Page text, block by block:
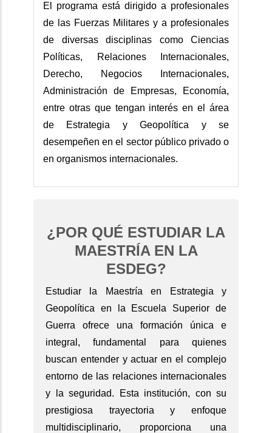
El programa está dirigido a profesionales
de las Fuerzas Militares y a profesionales
de diversas disciplinas como Ciencias
Políticas, Relaciones Internacionales,
Derecho, Negocios Internacionales,
Administración de Empresas, Economía,
entre otras que tengan interés en el área
de Estrategia y Geopolítica y se
desempeñen en el sector público privado o
en organismos internacionales.
¿POR QUÉ ESTUDIAR LA
MAESTRÍA EN LA
ESDEG?
Estudiar la Maestría en Estrategia y
Geopolítica en la Escuela Superior de
Guerra ofrece una formación única e
integral, fundamental para quienes
buscan entender y actuar en el complejo
entorno de las relaciones internacionales
y la seguridad. Esta institución, con su
prestigiosa trayectoria y enfoque
multidisciplinario, proporciona una